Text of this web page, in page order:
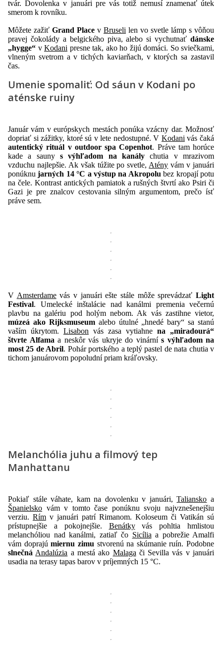
tvár. Dovolenka v januári pre vás totiž nemusí znamenať útek
smerom k rovníku.
Môžete zažiť Grand Place v Bruseli len vo svetle lámp s vôňou
pravej čokolády a belgického piva, alebo si vychutnať dánske
„hygge“ v Kodani presne tak, ako ho žijú domáci. So sviečkami,
vlneným svetrom a v tichých kaviarňach, v ktorých sa zastavil
čas.
Umenie spomaliť: Od sáun v Kodani po
aténske ruiny
Január vám v európskych mestách ponúka vzácny dar. Možnosť
dopriať si zážitky, ktoré sú v lete nedostupné. V Kodani vás čaká
autentický rituál v outdoor spa Copenhot. Práve tam horúce
kade a sauny s výhľadom na kanály chutia v mrazivom
vzduchu najlepšie. Ak však túžite po svetle, Atény vám v januári
ponúknujarných 14 °C a výstup na Akropolu bez kropají potu
na čele. Kontrast antických pamiatok a rušných štvrtí ako Psiri či
Gazi je pre znalcov cestovania silným argumentom, prečo ísť
práve sem.
V Amsterdamevás v januári ešte stále môže sprevádzaťLight
Festival. Umelecké inštalácie nad kanálmi premenia večernú
plavbu na galériu pod holým nebom. Ak vás zastihne vietor,
múzeá ako Rijksmuseumalebo útulné „hnedé bary“ sa stanú
vaším úkrytom. Lisabon vás zasa vytiahne na „miradourá“
štvrte Alfama a neskôr vás ukryje do vinární s výhľadom na
most 25 de Abril. Pohár portského a teplý pastel de nata chutia v
tichom januárovom popoludní priam kráľovsky.
Melanchólia juhu a filmový tep
Manhattanu
Pokiaľ stále váhate, kam na dovolenku v januári,Taliansko a
Španielsko vám v tomto čase ponúknu svoju najvznešenejšiu
verziu. Rím v januári patrí Rimanom. Koloseum či Vatikán sú
prístupnejšie a pokojnejšie. Benátkyvás pohltia hmlistou
melanchóliou nad kanálmi, zatiaľ čo Sicília a pobrežie Amalfi
vám doprajúmiernu zimu stvorenú na skúmanie ruín. Podobne
slnečná Andalúzia a mestá ako Malaga či Sevilla vás v januári
usadia na terasy tapas barov v príjemných 15 °C.